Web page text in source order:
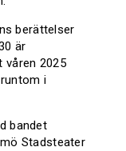
berättelser
är
våren 2025
i
bandet
Stadsteater